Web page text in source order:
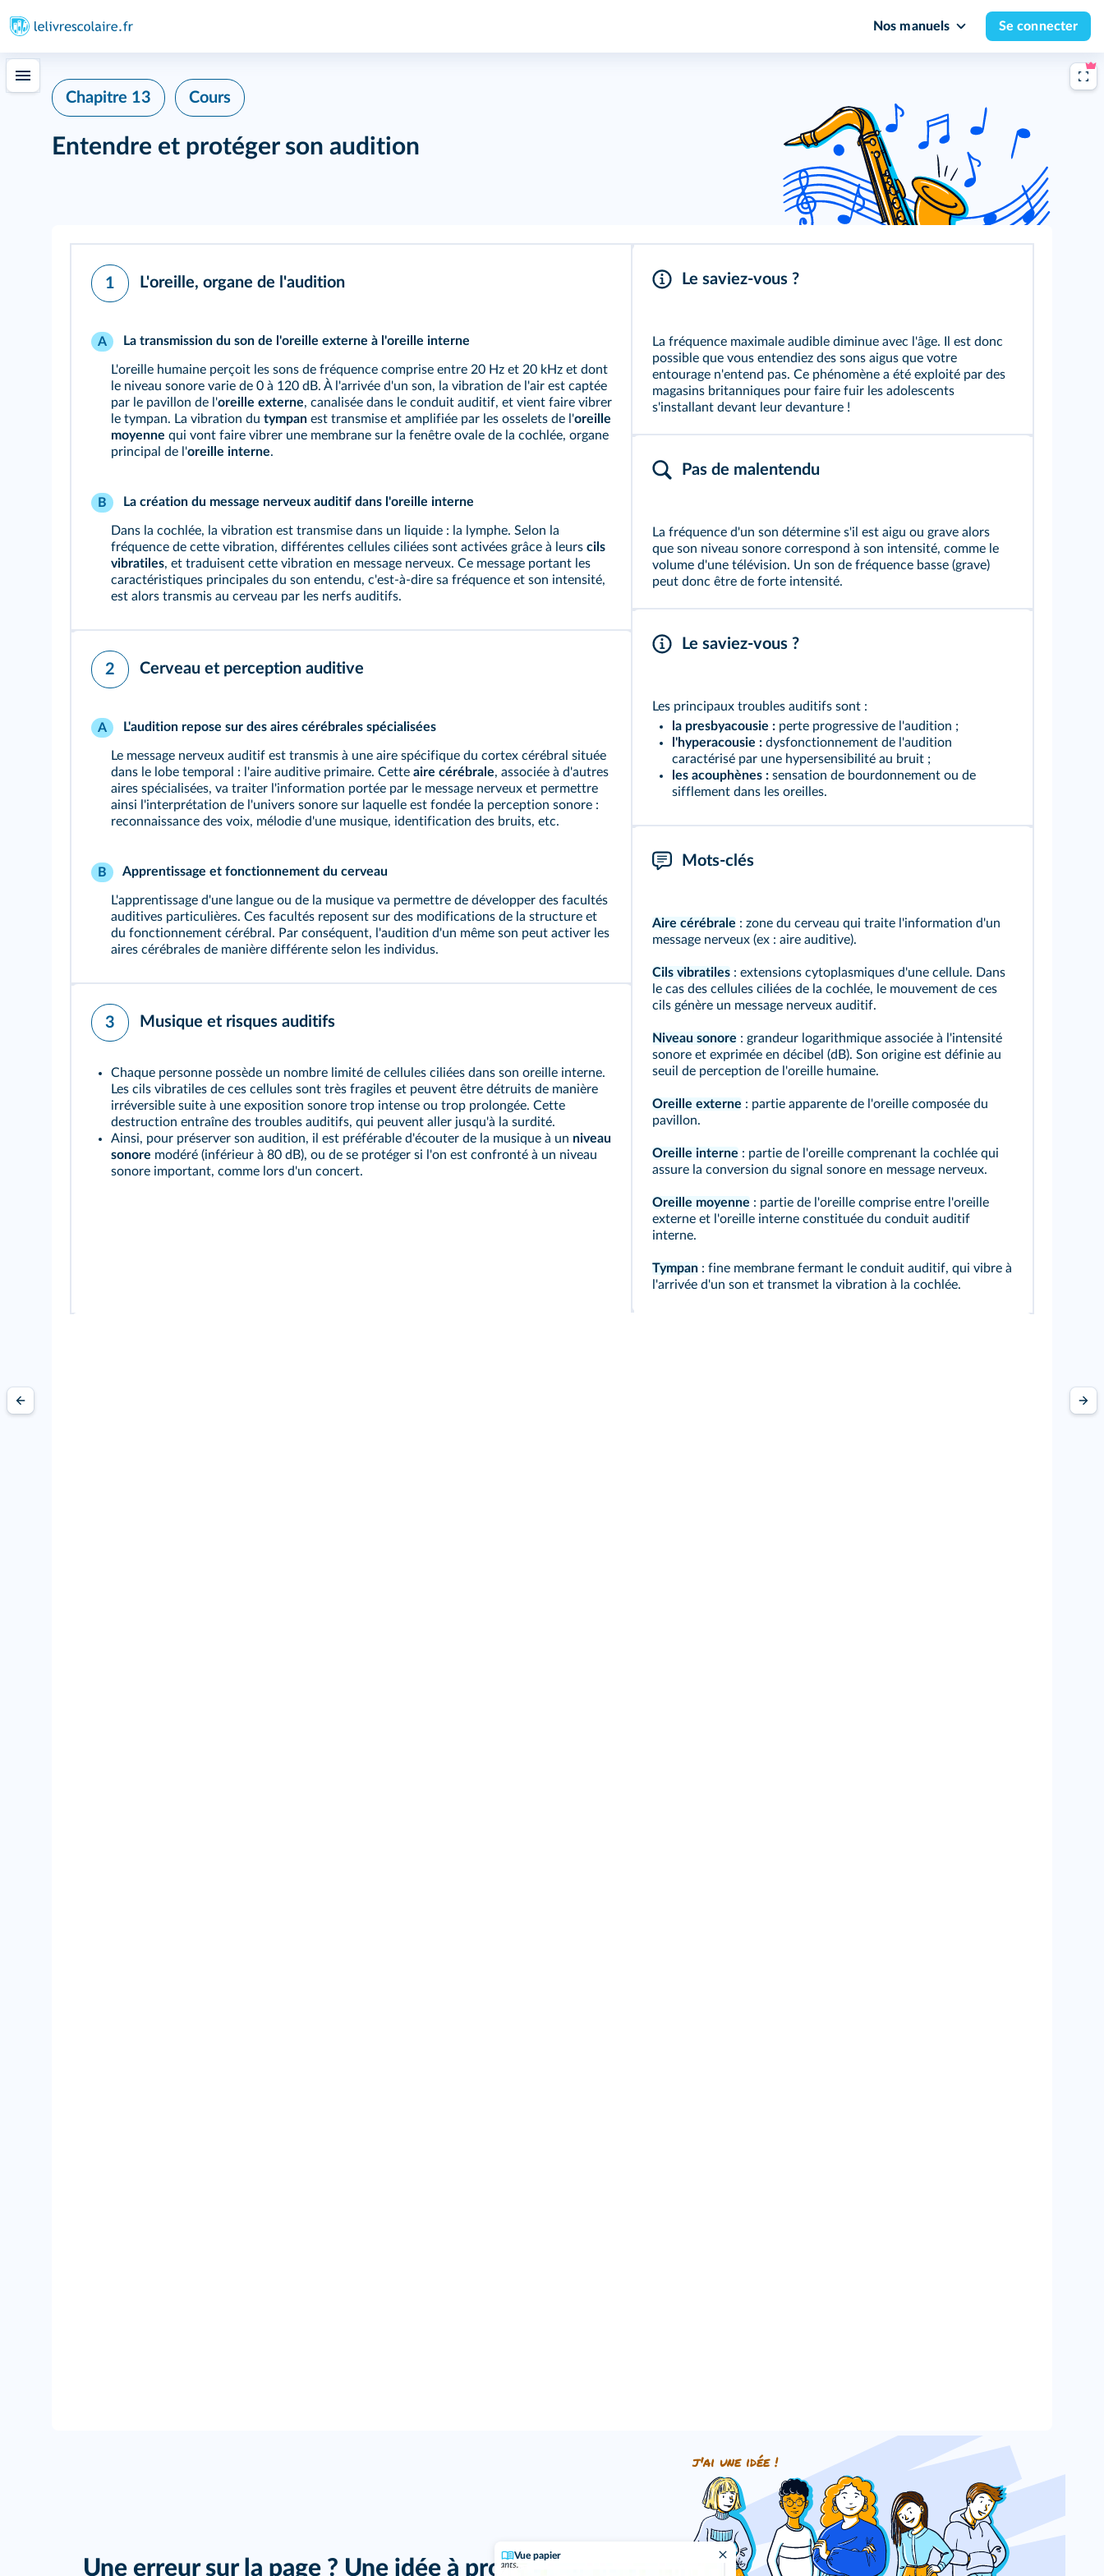
Nos manuels Se connecter
Vue papier
Chapitre 13 Cours
Entendre et protéger son audition
1 L'oreille, organe de l'audition
A La transmission du son de l'oreille externe à l'oreille interne
L'oreille humaine perçoit les sons de fréquence comprise entre 20 Hz et 20 kHz et dont
le niveau sonore varie de 0 à 120 dB. À l'arrivée d'un son, la vibration de l'air est captée
par le pavillon de l'oreille externe, canalisée dans le conduit auditif, et vient faire vibrer
le tympan. La vibration du tympan est transmise et amplifiée par les osselets de l'oreille
moyenne qui vont faire vibrer une membrane sur la fenêtre ovale de la cochlée, organe
principal de l'oreille interne.
B La création du message nerveux auditif dans l'oreille interne
Dans la cochlée, la vibration est transmise dans un liquide : la lymphe. Selon la
fréquence de cette vibration, différentes cellules ciliées sont activées grâce à leurs cils
vibratiles, et traduisent cette vibration en message nerveux. Ce message portant les
caractéristiques principales du son entendu, c'est-à-dire sa fréquence et son intensité,
est alors transmis au cerveau par les nerfs auditifs.
2 Cerveau et perception auditive
A L'audition repose sur des aires cérébrales spécialisées
Le message nerveux auditif est transmis à une aire spécifique du cortex cérébral située
dans le lobe temporal : l'aire auditive primaire. Cette aire cérébrale, associée à d'autres
aires spécialisées, va traiter l'information portée par le message nerveux et permettre
ainsi l'interprétation de l'univers sonore sur laquelle est fondée la perception sonore :
reconnaissance des voix, mélodie d'une musique, identification des bruits, etc.
B Apprentissage et fonctionnement du cerveau
L'apprentissage d'une langue ou de la musique va permettre de développer des facultés
auditives particulières. Ces facultés reposent sur des modifications de la structure et
du fonctionnement cérébral. Par conséquent, l'audition d'un même son peut activer les
aires cérébrales de manière différente selon les individus.
3 Musique et risques auditifs
Chaque personne possède un nombre limité de cellules ciliées dans son oreille interne.
Les cils vibratiles de ces cellules sont très fragiles et peuvent être détruits de manière
irréversible suite à une exposition sonore trop intense ou trop prolongée. Cette
destruction entraîne des troubles auditifs, qui peuvent aller jusqu'à la surdité.
Ainsi, pour préserver son audition, il est préférable d'écouter de la musique à un niveau
sonore modéré (inférieur à 80 dB), ou de se protéger si l'on est confronté à un niveau
sonore important, comme lors d'un concert.
Le saviez-vous ?
La fréquence maximale audible diminue avec l'âge. Il est donc
possible que vous entendiez des sons aigus que votre
entourage n'entend pas. Ce phénomène a été exploité par des
magasins britanniques pour faire fuir les adolescents
s'installant devant leur devanture !
Pas de malentendu
La fréquence d'un son détermine s'il est aigu ou grave alors
que son niveau sonore correspond à son intensité, comme le
volume d'une télévision. Un son de fréquence basse (grave)
peut donc être de forte intensité.
Le saviez-vous ?
Les principaux troubles auditifs sont :
la presbyacousie :perte progressive de l'audition ;
l'hyperacousie :dysfonctionnement de l'audition
caractérisé par une hypersensibilité au bruit ;
les acouphènes :sensation de bourdonnement ou de
sifflement dans les oreilles.
Mots-clés
Aire cérébrale : zone du cerveau qui traite l'information d'un
message nerveux (ex : aire auditive).
Cils vibratiles: extensions cytoplasmiques d'une cellule. Dans
le cas des cellules ciliées de la cochlée, le mouvement de ces
cils génère un message nerveux auditif.
Niveau sonore : grandeur logarithmique associée à l'intensité
sonore et exprimée en décibel (dB). Son origine est définie au
seuil de perception de l'oreille humaine.
Oreille externe : partie apparente de l'oreille composée du
pavillon.
Oreille interne : partie de l'oreille comprenant la cochlée qui
assure la conversion du signal sonore en message nerveux.
Oreille moyenne : partie de l'oreille comprise entre l'oreille
externe et l'oreille interne constituée du conduit auditif
interne.
Tympan: fine membrane fermant le conduit auditif, qui vibre à
l'arrivée d'un son et transmet la vibration à la cochlée.
Une erreur sur la page ? Une idée à proposer ?
j'ai une idée !